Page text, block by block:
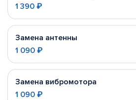
1 390 ₽
Замена антенны
1 090 ₽
Замена вибромотора
1 090 ₽